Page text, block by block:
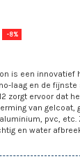
-8%
is een
laag en de
zorgt ervoor dat
van gelcoat,
pvc, etc.
en water